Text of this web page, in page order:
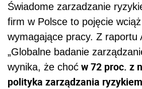
Świadome zarzadzanie
firm w Polsce to pojęcie
wymagające pracy. Z raportu
„Globalne badanie
wynika, że choć w 72 proc. z
polityka zarządzania